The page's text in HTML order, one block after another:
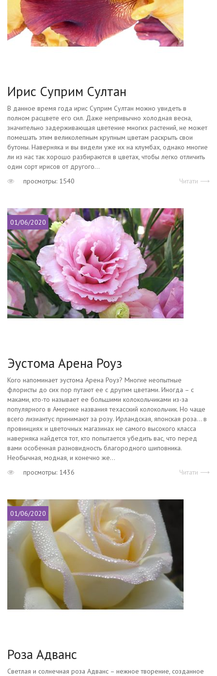
Ирис Суприм Султан
В данное время года ирис Суприм Султан можно увидеть в
полном расцвете его сил. Даже непривычно холодная весна,
значительно задерживающая цветение многих растений, не может
помешать этим великолепным крупным цветам раскрыть свои
бутоны. Наверняка и вы видели уже их на клумбах, однако многие
ли из нас так хорошо разбираются в цветах, чтобы легко отличить
один сорт ирисов от другого...
просмотры: 1540
Читати ⟶
01/06/2020
Эустома Арена Роуз
Кого напоминает эустома Арена Роуз? Многие неопытные
флористы до сих пор путают ее с другим цветами. Иногда – с
маками, кто-то называет ее большими колокольчиками из-за
популярного в Америке названия техасский колокольчик. Но чаще
всего лизиантус принимают за розу. Ирландская, японская роза… в
провинциях и цветочных магазинах не самого высокого класса
наверняка найдется тот, кто попытается убедить вас, что перед
вами особенная разновидность благородного шиповника.
Необычная, модная, и конечно же...
просмотры: 1436
Читати ⟶
01/06/2020
Роза Адванс
Светлая и солнечная роза Адванс – нежное творение, созданное